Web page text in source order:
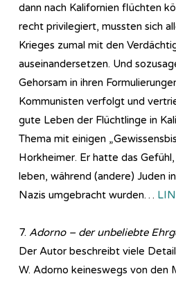
dann nach Kalifornien flüchten
recht privilegiert, mussten sich
Krieges zumal mit den
auseinandersetzen. Und
Gehorsam in ihren
Kommunisten verfolgt und
gute Leben der Flüchtlinge in
Thema mit einigen
Horkheimer. Er hatte das
leben, während (andere) Juden
Nazis umgebracht wurden…
7. Adorno – der unbeliebte
Der Autor beschreibt viele
W. Adorno keineswegs von den